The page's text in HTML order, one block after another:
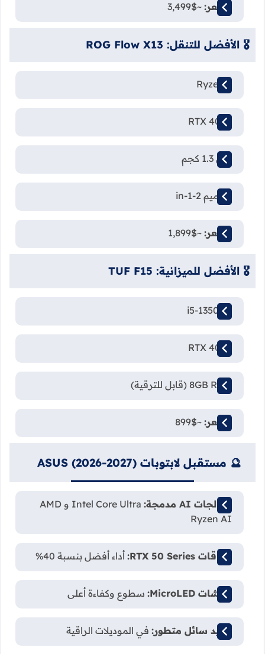
السعر: ~$3,499
🎖️ الأفضل للتنقل: ROG Flow X13
Ryzen 9
RTX 4060
وزن 1.3 كجم
تصميم 2-in-1
السعر: ~$1,899
🎖️ الأفضل للميزانية: TUF F15
i5-13500H
RTX 4050
8GB RAM (قابل للترقية)
السعر: ~$899
🔮 مستقبل لابتوبات ASUS (2026-2027)
معالجات AI مدمجة:
Intel Core Ultra و AMD
Ryzen AI
بطاقات RTX 50 Series: أداء أفضل بنسبة 40%
شاشات MicroLED: سطوع وكفاءة أعلى
تبريد سائل متطور: في الموديلات الراقية